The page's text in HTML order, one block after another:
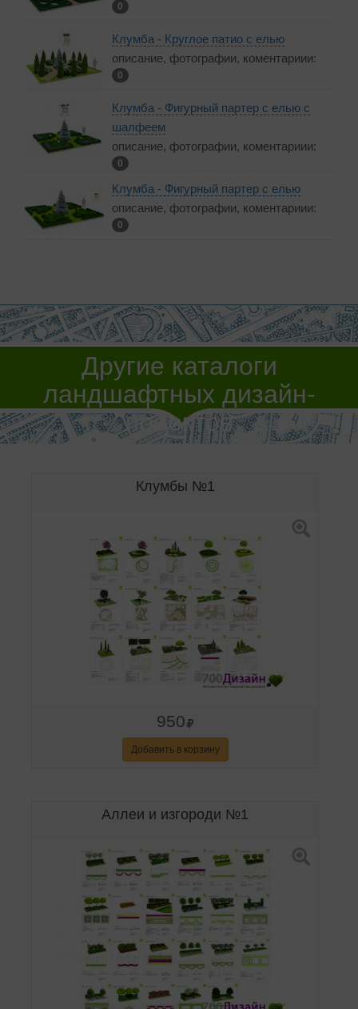
0
Клумба - Круглое патио с елью
описание, фотографии, коментариии:
0
Клумба - Фигурный партер с елью с
шалфеем
описание, фотографии, коментариии:
0
Клумба - Фигурный партер с елью
описание, фотографии, коментариии:
0
Другие каталоги
ландшафтных дизайн-
проектов
Клумбы №1
950
Добавить в корзину
Аллеи и изгороди №1